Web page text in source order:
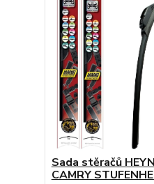
Sada stěračů
CAMRY